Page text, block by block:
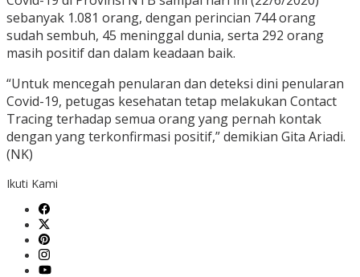
sebanyak 1.081 orang, dengan perincian 744 orang
sudah sembuh, 45 meninggal dunia, serta 292 orang
masih positif dan dalam keadaan baik.
“Untuk mencegah penularan dan deteksi dini penularan
Covid-19, petugas kesehatan tetap melakukan Contact
Tracing terhadap semua orang yang pernah kontak
dengan yang terkonfirmasi positif,” demikian Gita Ariadi.
(NK)
Ikuti Kami